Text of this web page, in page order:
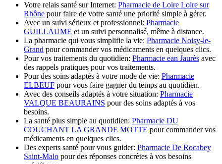
Votre relais santé sur Internet: Pharmacie de Loire Loire sur
Rhône pour faire de votre santé une priorité simple à gérer.
Avec un suivi sérieux et professionnel: Pharmacie
GUILLAUME et un suivi personnalisé, même à distance.
La pharmacie qui vous simplifie la vie: Pharmacie Noisy-le-
Grand pour commander vos médicaments en quelques clics.
Pour vos traitements du quotidien: Pharmacie ean Jaurès avec
des rappels pratiques pour vos traitements.
Pour des soins adaptés à votre mode de vie: Pharmacie
ELBEUF pour vous faire gagner du temps au quotidien.
Avec des conseils adaptés à votre situation: Pharmacie
VALQUE BEAURAINS pour des soins adaptés à vos
besoins.
La santé plus simple au quotidien: Pharmacie DU
COUCHANT LA GRANDE MOTTE pour commander vos
médicaments en quelques clics.
Des experts santé pour vous guider: Pharmacie De Rocabey
Saint-Malo pour des réponses concrètes à vos besoins